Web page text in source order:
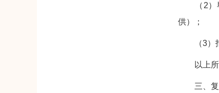
（2）毕
供）；
（3）报
以上所有
三、复